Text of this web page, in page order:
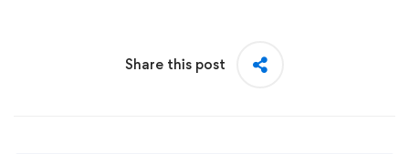
Share this post